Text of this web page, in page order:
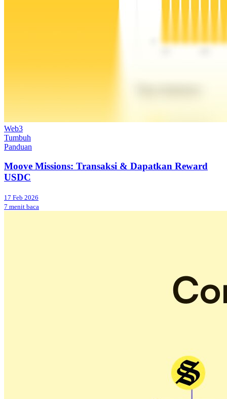
Web3
Tumbuh
Panduan
Moove Missions: Transaksi & Dapatkan Reward
USDC
17 Feb 2026
7 menit baca